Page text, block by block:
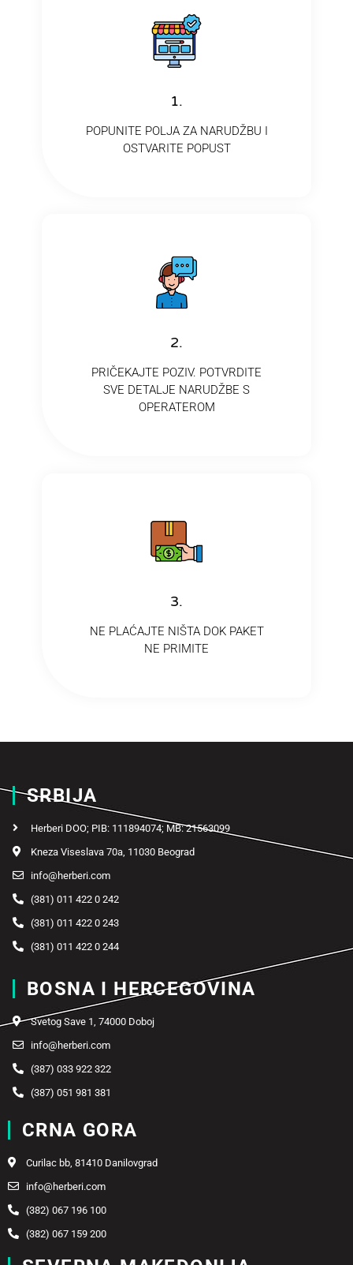
1.
POPUNITE POLJA ZA NARUDŽBU I
OSTVARITE POPUST
2.
PRIČEKAJTE POZIV. POTVRDITE
SVE DETALJE NARUDŽBE S
OPERATEROM
3.
NE PLAĆAJTE NIŠTA DOK PAKET
NE PRIMITE
SRBIJA
Herberi DOO; PIB: 111894074; MB: 21563099
Kneza Viseslava 70a, 11030 Beograd
info@herberi.com
(381) 011 422 0 242
(381) 011 422 0 243
(381) 011 422 0 244
BOSNA I HERCEGOVINA
Svetog Save 1, 74000 Doboj
info@herberi.com
(387) 033 922 322
(387) 051 981 381
CRNA GORA
Curilac bb, 81410 Danilovgrad
info@herberi.com
(382) 067 196 100
(382) 067 159 200